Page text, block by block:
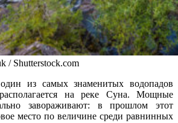
/ Shutterstock.com
из самых знаменитых водопадов
на реке Суна. Мощные
завораживают: в прошлом этот
место по величине среди равнинных